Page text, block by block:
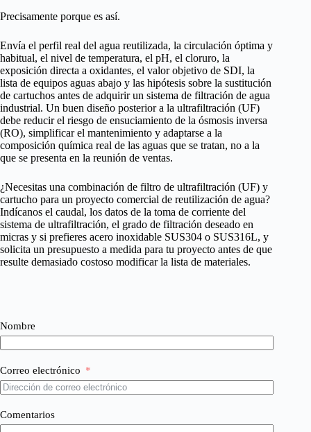
Precisamente porque es así.
Envía el perfil real del agua reutilizada, la circulación óptima y
habitual, el nivel de temperatura, el pH, el cloruro, la
exposición directa a oxidantes, el valor objetivo de SDI, la
lista de equipos aguas abajo y las hipótesis sobre la sustitución
de cartuchos antes de adquirir un sistema de filtración de agua
industrial. Un buen diseño posterior a la ultrafiltración (UF)
debe reducir el riesgo de ensuciamiento de la ósmosis inversa
(RO), simplificar el mantenimiento y adaptarse a la
composición química real de las aguas que se tratan, no a la
que se presenta en la reunión de ventas.
¿Necesitas una combinación de filtro de ultrafiltración (UF) y
cartucho para un proyecto comercial de reutilización de agua?
Indícanos el caudal, los datos de la toma de corriente del
sistema de ultrafiltración, el grado de filtración deseado en
micras y si prefieres acero inoxidable SUS304 o SUS316L, y
solicita un presupuesto a medida para tu proyecto antes de que
resulte demasiado costoso modificar la lista de materiales.
Nombre
Correo electrónico
Comentarios